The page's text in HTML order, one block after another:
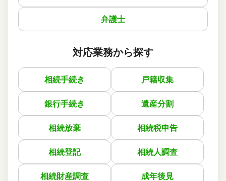
依頼金額 8万円
ご利用時期 2026/03/08
依頼に至った経緯
亡くなった父の相続について相談させて頂いて、不動産の
相続登記をお願いしました。
メールで手続きに必要な書類を教えて頂いて、見積金額も
他の司法書士よりも安くて良かったです。
実際に依頼した感想
説明が分かりやすく、質問にもスピーディーに返信して頂
いて助かりました。
この口コミの事務所詳細をみる
弁護士
対応業務から探す
相続手続き 戸籍収集
銀行手続き 遺産分割
相続放棄 相続税申告
相続登記 相続人調査
相続財産調査 成年後見